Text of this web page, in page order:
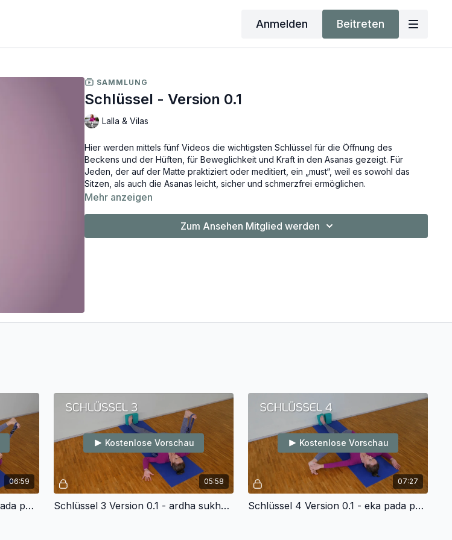
Anmelden Beitreten
SAMMLUNG
Schlüssel - Version 0.1
Lalla & Vilas
Hier werden mittels fünf Videos die wichtigsten Schlüssel für die Öffnung des
Beckens und der Hüften, für Beweglichkeit und Kraft in den Asanas gezeigt. Für
Jeden, der auf der Matte praktiziert oder meditiert, ein „must“, weil es sowohl das
Sitzen, als auch die Asanas leicht, sicher und schmerzfrei ermöglichen.
Mehr anzeigen
Zum Ansehen Mitglied werden
06:59
Schlüssel 2 Version 0.1 - eka pada parsva supta padangusthasana
05:58
Kostenlose Vorschau
Schlüssel 3 Version 0.1 - ardha sukhabalasana
07:27
Kostenlose Vorschau
Schlüssel 4 Version 0.1 - eka pada parivrtta supta padangusthasana